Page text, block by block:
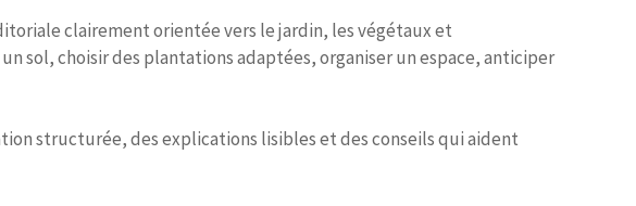
clairement orientée vers le jardin, les végétaux et
sol, choisir des plantations adaptées, organiser un espace, anticiper
structurée, des explications lisibles et des conseils qui aident